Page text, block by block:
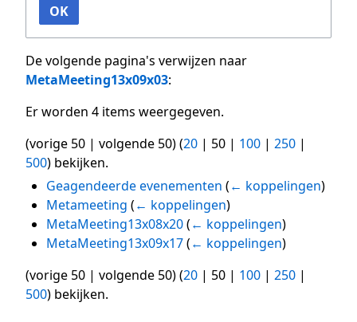
OK
De volgende pagina's verwijzen naar
MetaMeeting13x09x03:
Er worden 4 items weergegeven.
(vorige 50 | volgende 50) (20 | 50 | 100 | 250 |
500) bekijken.
Geagendeerde evenementen (← koppelingen)
Metameeting (← koppelingen)
MetaMeeting13x08x20 (← koppelingen)
MetaMeeting13x09x17 (← koppelingen)
(vorige 50 | volgende 50) (20 | 50 | 100 | 250 |
500) bekijken.